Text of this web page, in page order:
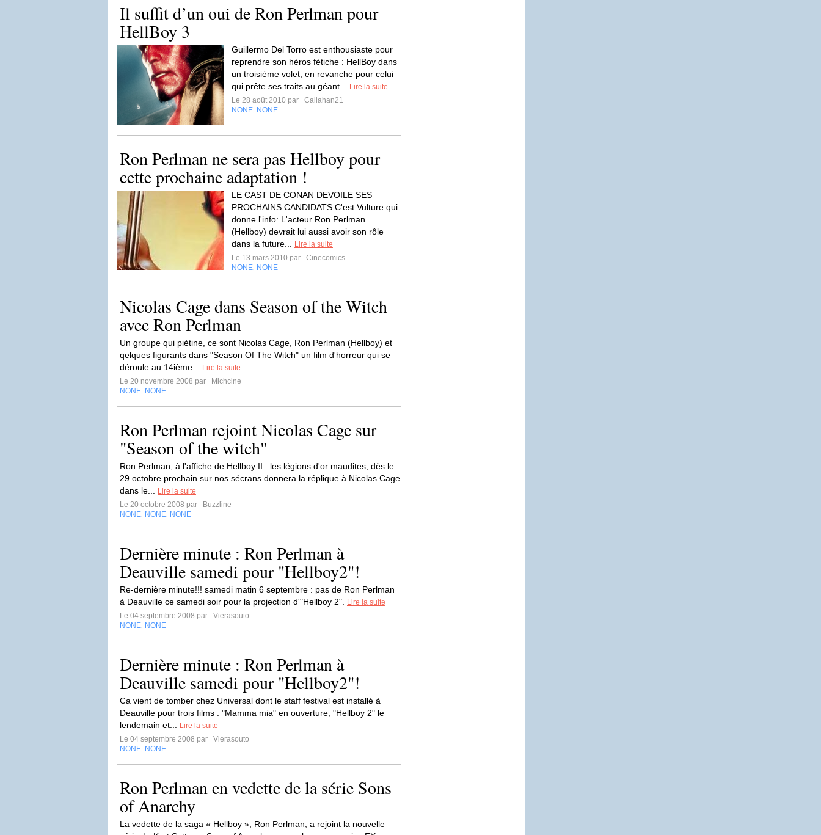
Il suffit d’un oui de Ron Perlman pour
HellBoy 3
Guillermo Del Torro est enthousiaste pour
reprendre son héros fétiche : HellBoy dans
un troisième volet, en revanche pour celui
qui prête ses traits au géant...
Lire la suite
Le 28 août 2010 par
Callahan21
NONE NONE
Ron Perlman ne sera pas Hellboy pour
cette prochaine adaptation !
LE CAST DE CONAN DEVOILE SES
PROCHAINS CANDIDATS C'est Vulture qui
donne l'info: L'acteur Ron Perlman
(Hellboy) devrait lui aussi avoir son rôle
dans la future...
Lire la suite
Le 13 mars 2010 par
Cinecomics
NONE NONE
Nicolas Cage dans Season of the Witch
avec Ron Perlman
Un groupe qui piètine, ce sont Nicolas Cage, Ron Perlman (Hellboy) et
qelques figurants dans "Season Of The Witch" un film d'horreur qui se
déroule au 14ième...
Lire la suite
Le 20 novembre 2008 par
Michcine
NONE NONE
Ron Perlman rejoint Nicolas Cage sur
"Season of the witch"
Ron Perlman, à l'affiche de Hellboy II : les légions d'or maudites, dès le
29 octobre prochain sur nos sécrans donnera la réplique à Nicolas Cage
dans le...
Lire la suite
Le 20 octobre 2008 par
Buzzline
NONE NONE NONE
Dernière minute : Ron Perlman à
Deauville samedi pour "Hellboy2"!
Re-dernière minute!!! samedi matin 6 septembre : pas de Ron Perlman
à Deauville ce samedi soir pour la projection d'"Hellboy 2".
Lire la suite
Le 04 septembre 2008 par
Vierasouto
NONE NONE
Dernière minute : Ron Perlman à
Deauville samedi pour "Hellboy2"!
Ca vient de tomber chez Universal dont le staff festival est installé à
Deauville pour trois films : "Mamma mia" en ouverture, "Hellboy 2" le
lendemain et...
Lire la suite
Le 04 septembre 2008 par
Vierasouto
NONE NONE
Ron Perlman en vedette de la série Sons
of Anarchy
La vedette de la saga « Hellboy », Ron Perlman, a rejoint la nouvelle